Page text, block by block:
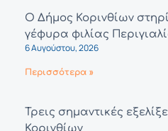
Ο Δήμος Κορινθίων
γέφυρα φιλίας
6 Αυγούστου, 2026
Περισσότερα »
Τρεις σημαντικές
Κορινθίων